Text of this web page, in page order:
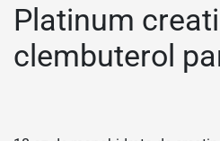
Platinum
clembuterol